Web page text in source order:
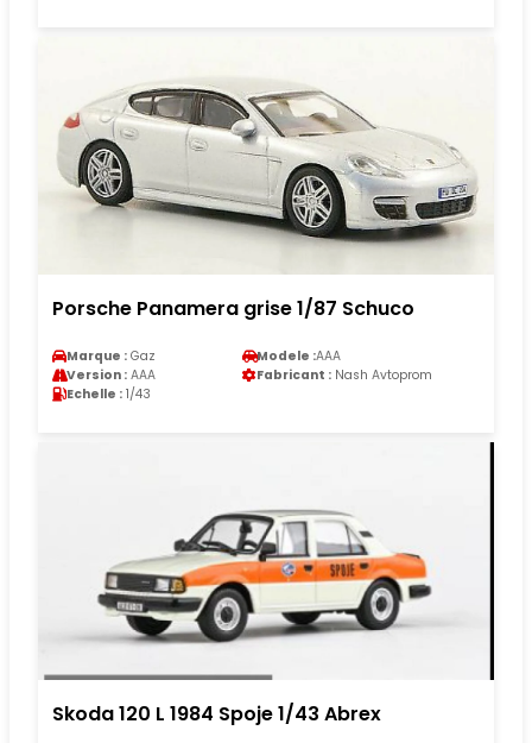
Porsche Panamera grise 1/87 Schuco
Marque : Gaz Modele :AAA
Version : AAA Fabricant : Nash Avtoprom
Echelle : 1/43
Skoda 120 L 1984 Spoje 1/43 Abrex